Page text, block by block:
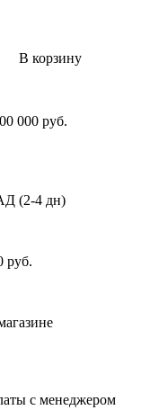
В корзину
000 руб.
(2-4 дн)
руб.
с менеджером